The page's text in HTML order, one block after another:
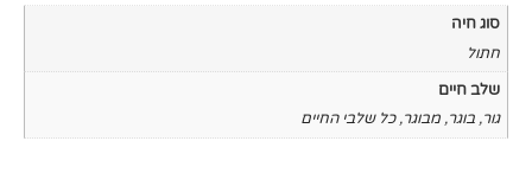
כל שלבי החיים